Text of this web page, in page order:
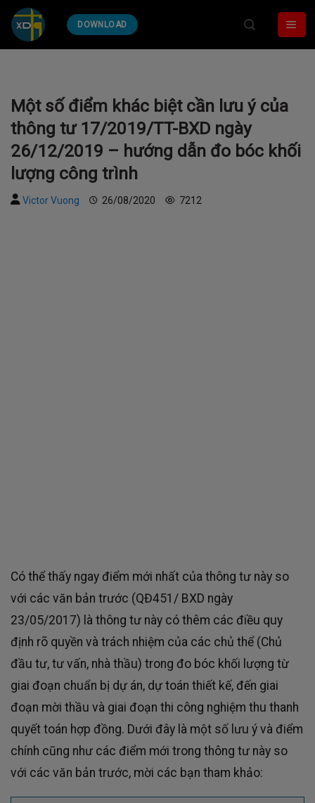
Skip
content
DOWNLOAD
Một số điểm khác biệt cần lưu ý của
thông tư 17/2019/TT-BXD ngày
26/12/2019 – hướng dẫn đo bóc khối
lượng công trình
Victor Vuong 26/08/2020 7212
Có thể thấy ngay điểm mới nhất của thông tư này so
với các văn bản trước (QĐ451/ BXD ngày
23/05/2017) là thông tư này có thêm các điều quy
định rõ quyền và trách nhiệm của các chủ thể (Chủ
đầu tư, tư vấn, nhà thầu) trong đo bóc khối lượng từ
giai đoạn chuẩn bị dự án, dự toán thiết kế, đến giai
đoạn mời thầu và giai đoạn thi công nghiệm thu thanh
quyết toán hợp đồng. Dưới đây là một số lưu ý và điểm
chính cũng như các điểm mới trong thông tư này so
với các văn bản trước, mời các bạn tham khảo: